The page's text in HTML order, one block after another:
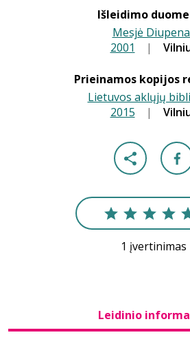
Išleidimo
Mesjė
2001 |
Prieinamos kopijos
Lietuvos aklųjų
2015 |
1 įvertinimas
Leidinio